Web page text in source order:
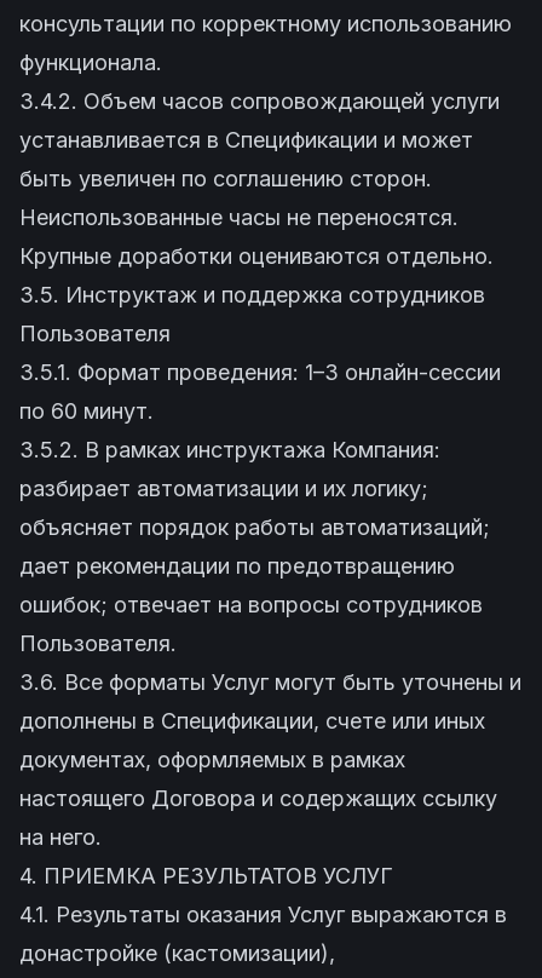
консультации по корректному использованию
функционала.
3.4.2. Объем часов сопровождающей услуги
устанавливается в Спецификации и может
быть увеличен по соглашению сторон.
Неиспользованные часы не переносятся.
Крупные доработки оцениваются отдельно.
3.5. Инструктаж и поддержка сотрудников
Пользователя
3.5.1. Формат проведения: 1–3 онлайн-сессии
по 60 минут.
3.5.2. В рамках инструктажа Компания:
разбирает автоматизации и их логику;
объясняет порядок работы автоматизаций;
дает рекомендации по предотвращению
ошибок; отвечает на вопросы сотрудников
Пользователя.
3.6. Все форматы Услуг могут быть уточнены и
дополнены в Спецификации, счете или иных
документах, оформляемых в рамках
настоящего Договора и содержащих ссылку
на него.
4. ПРИЕМКА РЕЗУЛЬТАТОВ УСЛУГ
4.1. Результаты оказания Услуг выражаются в
донастройке (кастомизации),